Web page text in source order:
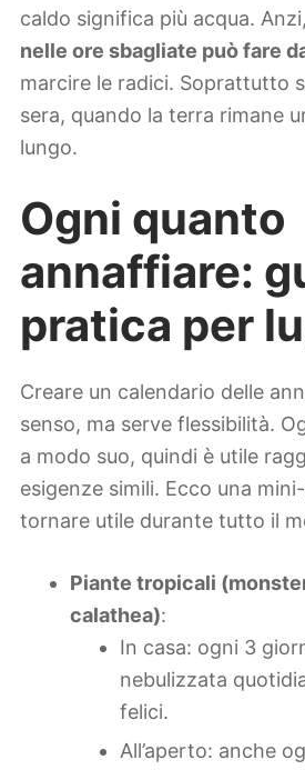
caldo significa più acqua. Anzi,
nelle ore sbagliate può fare
marcire le radici. Soprattutto
sera, quando la terra rimane
lungo.
Ogni quanto
annaffiare:
pratica per
Creare un calendario delle
senso, ma serve flessibilità.
a modo suo, quindi è utile
esigenze simili. Ecco una
tornare utile durante tutto il
Piante tropicali
calathea):
In casa: ogni 3
nebulizzata
felici.
All’aperto: anche